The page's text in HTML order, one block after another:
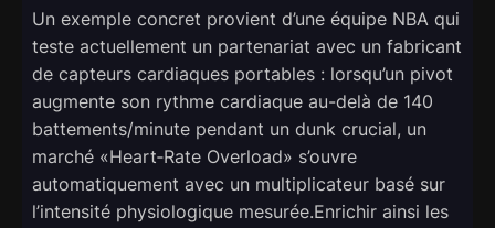
Un exemple concret provient d’une équipe NBA qui
teste actuellement un partenariat avec un fabricant
de capteurs cardiaques portables : lorsqu’un pivot
augmente son rythme cardiaque au-delà de 140
battements/minute pendant un dunk crucial, un
marché «​Heart‑Rate Overload​» s’ouvre
automatiquement avec un multiplicateur basé sur
l’intensité physiologique mesurée.Enrichir ainsi les